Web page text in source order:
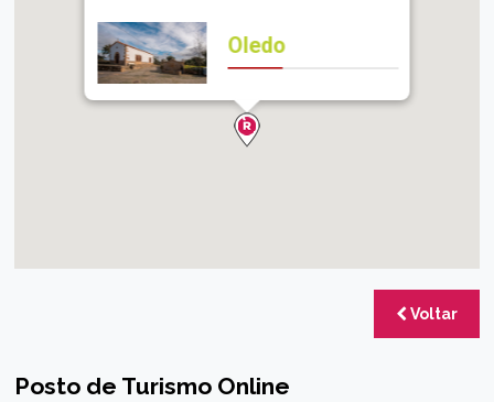
Oledo
Voltar
Posto de Turismo Online